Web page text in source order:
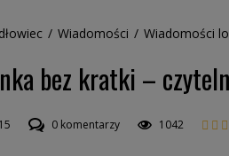
/ Wiadomości / Wiadomości
bez kratki –
0 komentarzy 1042